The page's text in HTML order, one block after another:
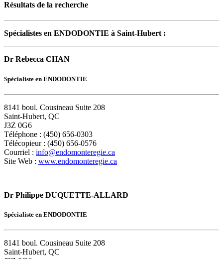
Résultats de la recherche
Spécialistes en ENDODONTIE à Saint-Hubert :
Dr Rebecca CHAN
Spécialiste en ENDODONTIE
8141 boul. Cousineau Suite 208
Saint-Hubert, QC
J3Z 0G6
Téléphone : (450) 656-0303
Télécopieur : (450) 656-0576
Courriel : info@endomonteregie.ca
Site Web : www.endomonteregie.ca
Dr Philippe DUQUETTE-ALLARD
Spécialiste en ENDODONTIE
8141 boul. Cousineau Suite 208
Saint-Hubert, QC